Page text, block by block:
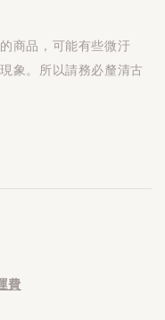
商品，可能有些微汙
象。所以請務必釐清古
費